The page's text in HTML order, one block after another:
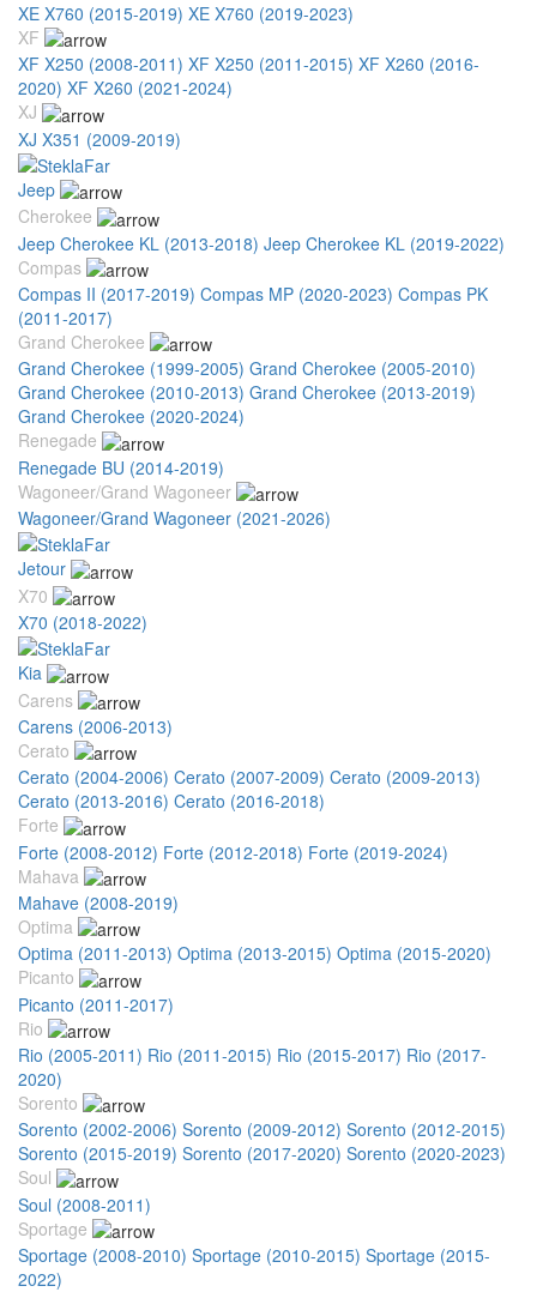
XE X760 (2015-2019) XE X760 (2019-2023)
XF
XF X250 (2008-2011) XF X250 (2011-2015) XF X260 (2016-
2020) XF X260 (2021-2024)
XJ
XJ X351 (2009-2019)
Jeep
Cherokee
Jeep Cherokee KL (2013-2018) Jeep Cherokee KL (2019-2022)
Compas
Compas II (2017-2019) Compas MP (2020-2023) Compas PK
(2011-2017)
Grand Cherokee
Grand Cherokee (1999-2005) Grand Cherokee (2005-2010)
Grand Cherokee (2010-2013) Grand Cherokee (2013-2019)
Grand Cherokee (2020-2024)
Renegade
Renegade BU (2014-2019)
Wagoneer/Grand Wagoneer
Wagoneer/Grand Wagoneer (2021-2026)
Jetour
X70
X70 (2018-2022)
Kia
Carens
Carens (2006-2013)
Cerato
Cerato (2004-2006) Cerato (2007-2009) Cerato (2009-2013)
Cerato (2013-2016) Cerato (2016-2018)
Forte
Forte (2008-2012) Forte (2012-2018) Forte (2019-2024)
Mahava
Mahave (2008-2019)
Optima
Optima (2011-2013) Optima (2013-2015) Optima (2015-2020)
Picanto
Picanto (2011-2017)
Rio
Rio (2005-2011) Rio (2011-2015) Rio (2015-2017) Rio (2017-
2020)
Sorento
Sorento (2002-2006) Sorento (2009-2012) Sorento (2012-2015)
Sorento (2015-2019) Sorento (2017-2020) Sorento (2020-2023)
Soul
Soul (2008-2011)
Sportage
Sportage (2008-2010) Sportage (2010-2015) Sportage (2015-
2022)